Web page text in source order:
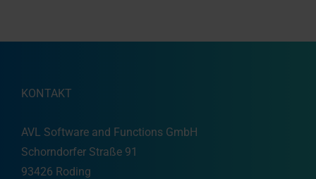
KONTAKT
AVL Software and Functions GmbH
Schorndorfer Straße 91
93426 Roding